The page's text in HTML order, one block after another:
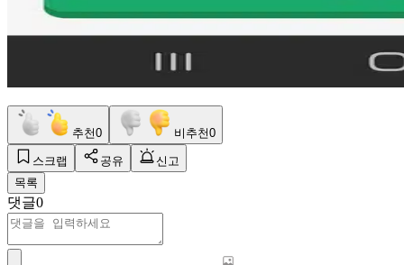
추천0 비추천0
스크랩 공유
신고
목록
댓글0